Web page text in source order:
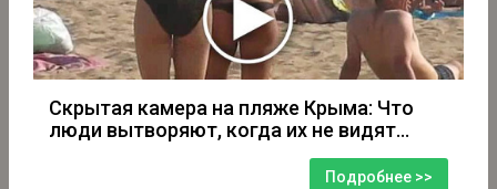
Скрытая камера на пляже Крыма: Что
люди вытворяют, когда их не видят...
Подробнее >>